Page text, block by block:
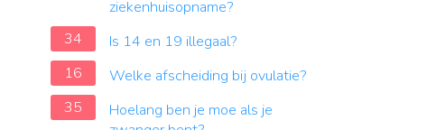
ziekenhuisopname?
34
Is 14 en 19 illegaal?
16
Welke afscheiding bij ovulatie?
35
Hoelang ben je moe als je